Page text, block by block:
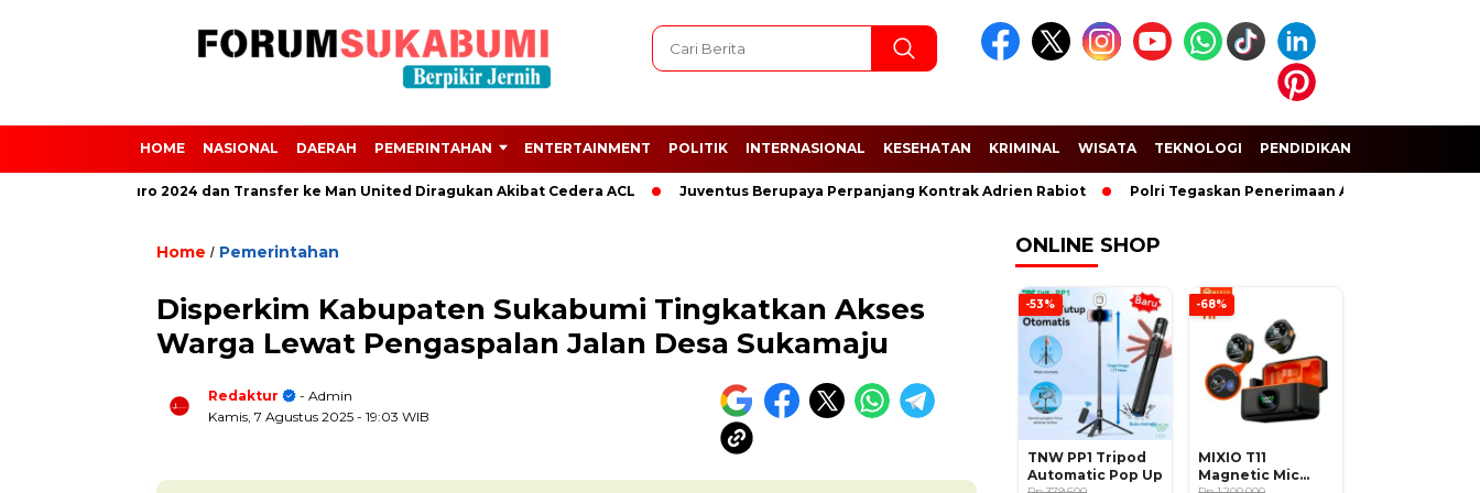
HOME NASIONAL DAERAH PEMERINTAHAN ENTERTAINMENT POLITIK INTERNASIONAL KESEHATAN KRIMINAL WISATA TEKNOLOGI PENDIDIKAN
dari Euro 2024 dan Transfer ke Man United Diragukan Akibat Cedera ACL Juventus Berupaya Perpanjang Kontrak Adrien Rabiot Polri Tegaskan Penerimaan Anggota dan Taruna
Home / Pemerintahan
Disperkim Kabupaten Sukabumi Tingkatkan Akses
Warga Lewat Pengaspalan Jalan Desa Sukamaju
Redaktur
- Admin
Kamis, 7 Agustus 2025 - 19:03 WIB
ONLINE SHOP
-53%
TNW PP1 Tripod
Automatic Pop Up
-68%
MIXIO T11
Magnetic Mic